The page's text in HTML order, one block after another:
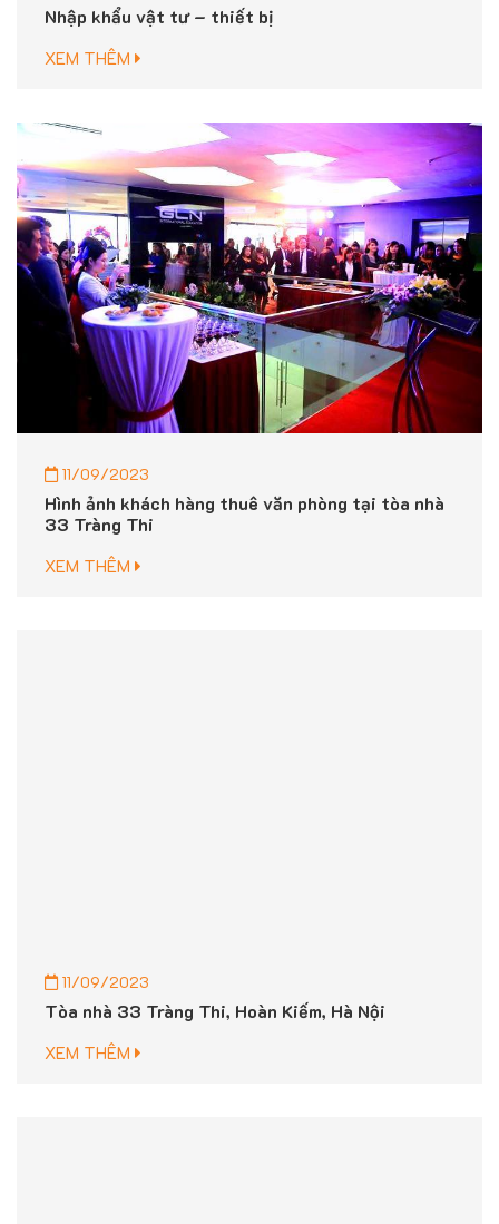
Nhập khẩu vật tư – thiết bị
XEM THÊM
11/09/2023
Hình ảnh khách hàng thuê văn phòng tại tòa nhà
33 Tràng Thi
XEM THÊM
11/09/2023
Tòa nhà 33 Tràng Thi, Hoàn Kiếm, Hà Nội
XEM THÊM